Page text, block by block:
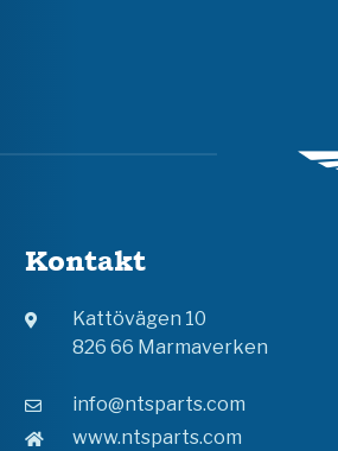
Kontakt
Kattövägen 10
826 66 Marmaverken
info@ntsparts.com
www.ntsparts.com